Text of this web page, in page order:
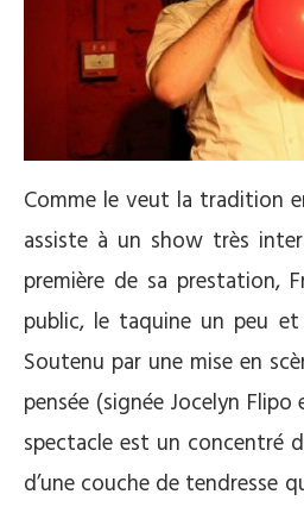
Comme le veut la tradition
assiste à un show très
première de sa prestation,
public, le taquine un peu
Soutenu par une mise en
pensée (signée Jocelyn
spectacle est un concentré
d’une couche de tendresse